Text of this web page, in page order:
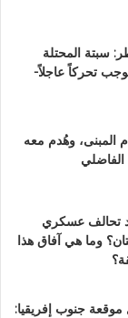
سبتة المحتلة
تحركاً عاجلاً-
المبنى، وهُدم معه
تحالف عسكري
وما هي آفاق هذا
جنوب إفريقيا: